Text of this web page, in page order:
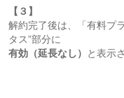
【３】
解約完了後は、「有料プ
タス”部分に
有効（延長なし）
と表示